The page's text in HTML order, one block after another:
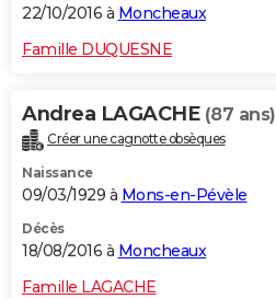
22/10/2016 à Moncheaux
Famille DUQUESNE
Andrea LAGACHE (87 ans)
Créer une cagnotte obsèques
Naissance
09/03/1929 à Mons-en-Pévèle
Décès
18/08/2016 à Moncheaux
Famille LAGACHE